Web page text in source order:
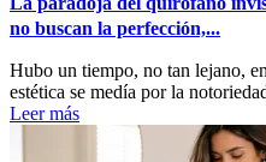
no buscan la perfección,...
Hubo un tiempo, no tan lejano,
estética se medía por la
Leer más